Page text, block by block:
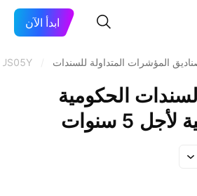
ابدأ الآن
المؤشرات المتداولة للسندات US05Y
الحكومية
5 سنوات